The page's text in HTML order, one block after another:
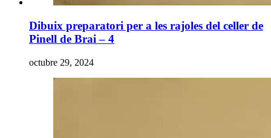
Dibuix preparatori per a les rajoles del celler de
Pinell de Brai – 4
octubre 29, 2024